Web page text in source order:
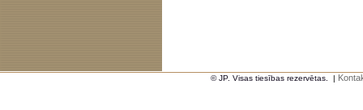
© JP. Visas tiesības rezervētas. |